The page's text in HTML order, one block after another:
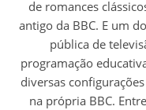
de romances
antigo da BBC. E um
pública de
programação
diversas
na própria BBC.